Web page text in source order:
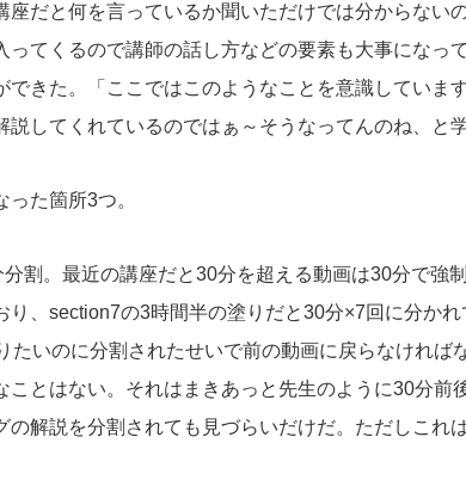
座だと何を言っているか聞いただけでは分からな
ってくるので講師の話し方などの要素も大事にな
できた。「ここではこのようなことを意識してい
説してくれているのではぁ～そうなってんのね、と
った箇所3つ。
分割。最近の講座だと30分を超える動画は30分で
り、section7の3時間半の塗りだと30分×7回に分か
たいのに分割されたせいで前の動画に戻らなけれ
ことはない。それはまきあっと先生のように30分
の解説を分割されても見づらいだけだ。ただしこれ